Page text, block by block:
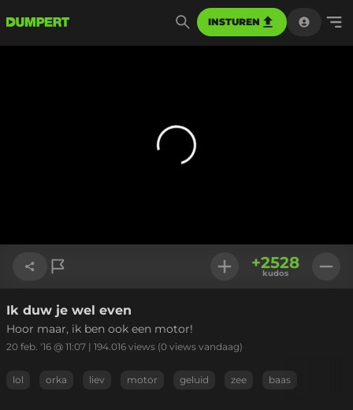
INSTUREN
Link kopiëren
+2528
kudos
Ik duw je wel even
Hoor maar, ik ben ook een motor!
20 feb. '16 @ 11:07 | 194.016 views (0 views vandaag)
lol orka liev motor geluid zee baas